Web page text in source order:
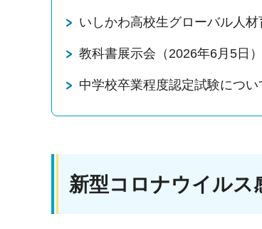
いしかわ高校生グローバル人材
教科書展示会（2026年6月5日）
中学校卒業程度認定試験につい
新型コロナウイルス